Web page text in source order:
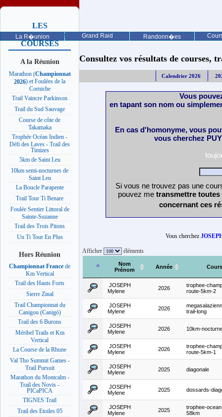
La R�union Grand Raid Randonn�es
LES
PROCHAINES
COURSES
A la Réunion
Marathon (Championnat
2026) et Foulées de la
Corniche
Trail Vaincre Parkinson
Trail du Sud Sauvage
Course de côte de
Takamaka
Trophée Océan Indien -
Défi des Laves - Trail des
Timizes
5km de Saint Leu
10km semi-nocturnes de
Saint Leu
La Boucle Parapente
Trail Tour Ti Benare
Foulée Sentier Littoral de
Sainte-Suzanne
Trail des Trois Pitons
Un Ti Tour En Plus
Hors Réunion
Championnat France de
Km Vertical
Trail des Hauts Forts
Sierre Zinal
Trail Championnat du
Canigou (Canigó)
Trail des 6 Burons
Méribel Trails et Km
Vertical
La Course de la Rhune
Val Tho Summit Games -
Trail Pursuit
Marathon du Montcalm -
Trail des Novis -
PICaPICA
TIGNES Trail
Trail des Etoiles 05
Consultez vos résultats de courses,
Calendrier 2026
Vous
en tapant son nom ou
En cas d'homonyme, vous
vous cherchez
Si vous ne trouvez pas une
pouvez me transmettre
concernant ces
Vous cherchez
Afficher éléments
Nom
Prénom
Année
JOSEPH
Mylene
2026
trophee-
route-5km-2
JOSEPH
Mylene
2026
trail-long
JOSEPH
Mylene
2026 10km-
JOSEPH
Mylene
2026
trophee-
route-5km-1
JOSEPH
Mylene
2025 diagonale
JOSEPH
Mylene
2025 dossards-
JOSEPH
Mylene
2025
trophee-
58km